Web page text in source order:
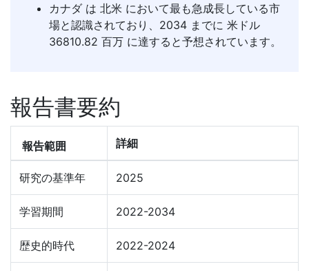
カナダ は 北米 において最も急成長している市
場と認識されており、2034 までに 米ドル
36810.82 百万 に達すると予想されています。
報告書要約
報告範囲 詳細
研究の基準年 2025
学習期間 2022-2034
歴史的時代 2022-2024